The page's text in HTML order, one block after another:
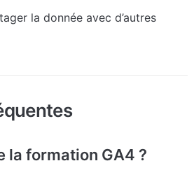
la donnée avec d’autres
la formation GA4 ?